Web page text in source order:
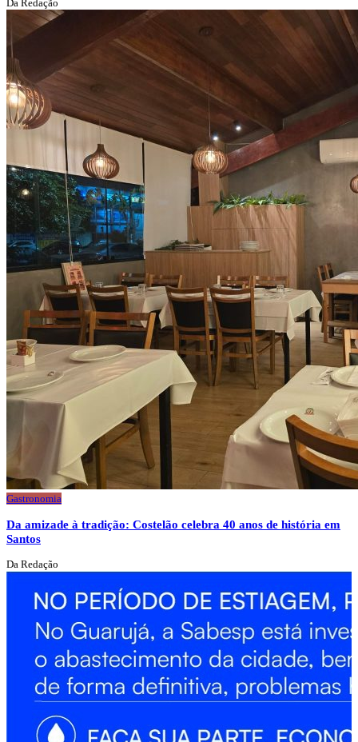
Da Redação
Gastronomia
Da amizade à tradição: Costelão celebra 40 anos de história em
Santos
Da Redação